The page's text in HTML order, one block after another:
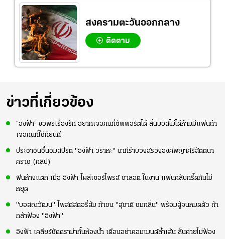
สงครามตะวันออกกลาง
ติดตาม
ข่าวที่เกี่ยวข้อง
“อิงฟ้า” ขอพรเรื่องรัก อยากเจอคนที่ซัพพอร์ตได้ ลั่นบอสไม่ได้ห้ามมีแฟนถ้า
เจอคนที่ใช่ก็ยินดี
ประชาชนชื่นชมสปิริต "อิงฟ้า วราหะ" นาทีรำบวงสรวงองค์พญาศรีสัตตนา
คราช (คลิป)
ฟินห้างแตก เมื่อ อิงฟ้า โผล่เซอร์ไพรส์ ชาลอต ในงาน แฟนคลับกรี๊ดกันไม่
หยุด
"บอสณวัฒน์" โพสต์สตอรี่ส้ม ท้าชน "สุชาติ ชมกลิ่น" พร้อมสู้จนหมดตัว ถ้า
กล้าฟ้อง "อิงฟ้า"
อิงฟ้า เคลียร์ชัดดราม่ากั้นห้องน้ำ เตือนอย่าคอมเมนต์ล้ำเส้น ลั่นค่ายไม่ฟ้อง